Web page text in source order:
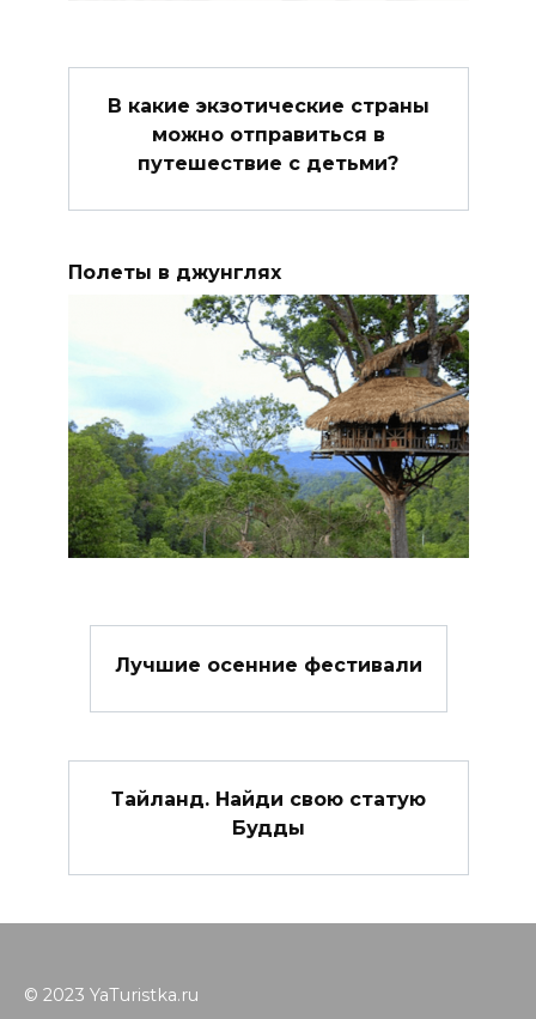
В какие экзотические страны
можно отправиться в
путешествие с детьми?
Полеты в джунглях
Лучшие осенние фестивали
Тайланд. Найди свою статую
Будды
© 2023 YaTuristka.ru